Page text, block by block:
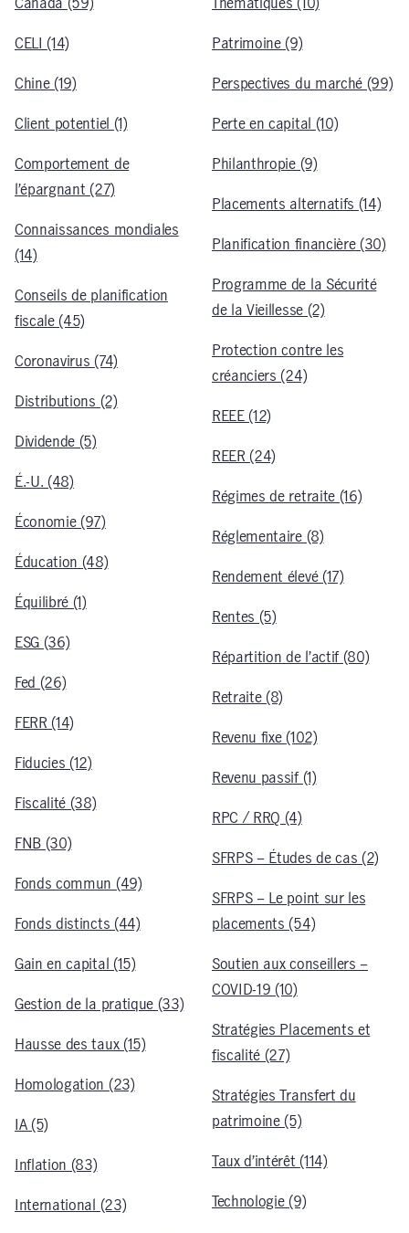
Canada (59)
CELI (14)
Chine (19)
Client potentiel (1)
Comportement de
l’épargnant (27)
Connaissances mondiales
(14)
Conseils de planification
fiscale (45)
Coronavirus (74)
Distributions (2)
Dividende (5)
É.-U. (48)
Économie (97)
Éducation (48)
Équilibré (1)
ESG (36)
Fed (26)
FERR (14)
Fiducies (12)
Fiscalité (38)
FNB (30)
Fonds commun (49)
Fonds distincts (44)
Gain en capital (15)
Gestion de la pratique (33)
Hausse des taux (15)
Homologation (23)
IA (5)
Inflation (83)
International (23)
Thématiques (10)
Patrimoine (9)
Perspectives du marché (99)
Perte en capital (10)
Philanthropie (9)
Placements alternatifs (14)
Planification financière (30)
Programme de la Sécurité
de la Vieillesse (2)
Protection contre les
créanciers (24)
REEE (12)
REER (24)
Régimes de retraite (16)
Réglementaire (8)
Rendement élevé (17)
Rentes (5)
Répartition de l’actif (80)
Retraite (8)
Revenu fixe (102)
Revenu passif (1)
RPC / RRQ (4)
SFRPS – Études de cas (2)
SFRPS – Le point sur les
placements (54)
Soutien aux conseillers –
COVID-19 (10)
Stratégies Placements et
fiscalité (27)
Stratégies Transfert du
patrimoine (5)
Taux d’intérêt (114)
Technologie (9)